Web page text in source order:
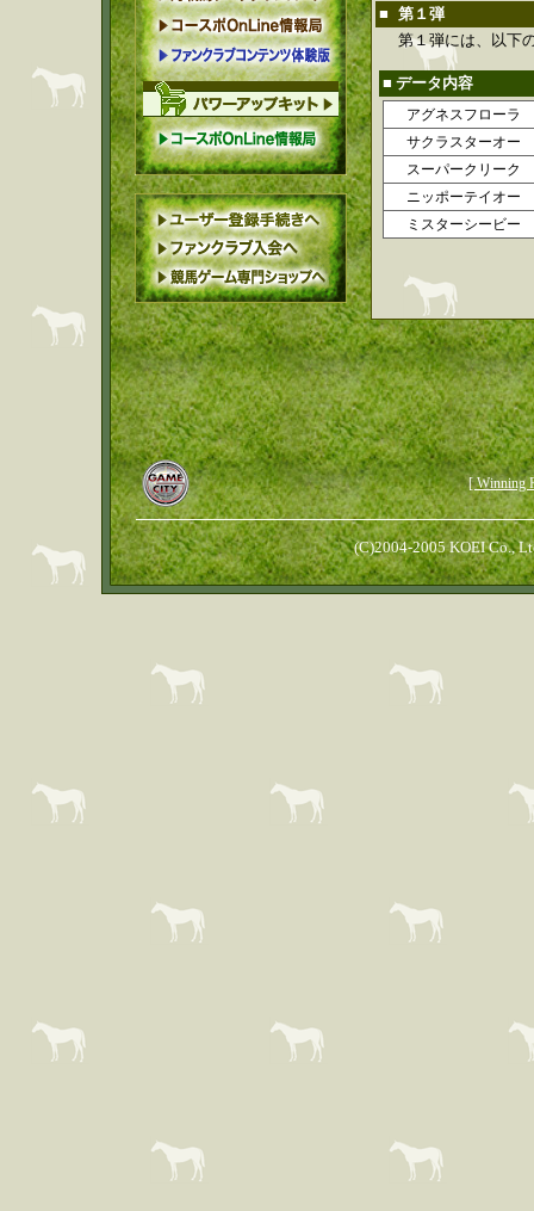
■ 第１弾
第１弾には、以下
■ データ内容
アグネスフローラ
サクラスターオー
スーパークリーク
ニッポーテイオー
ミスターシービー
[ Winning
(C)2004-2005 KOEI Co.,